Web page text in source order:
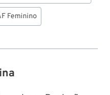
Feminino